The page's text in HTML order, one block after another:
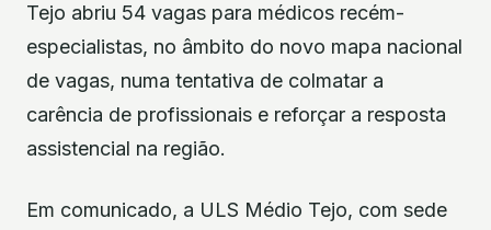
Tejo abriu 54 vagas para médicos recém-
especialistas, no âmbito do novo mapa nacional
de vagas, numa tentativa de colmatar a
carência de profissionais e reforçar a resposta
assistencial na região.
Em comunicado, a ULS Médio Tejo, com sede